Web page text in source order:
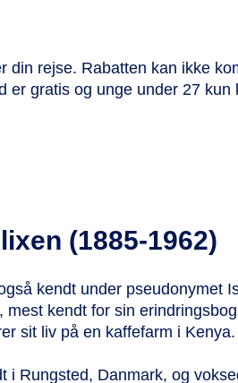
din rejse. Rabatten kan ikke
gratis og unge under 27 kun
(1885-1962)
kendt under pseudonymet
mest kendt for sin
sit liv på en kaffefarm i Kenya.
i Rungsted, Danmark, og